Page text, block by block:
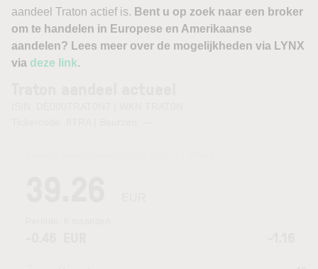
aandeel Traton actief is. Bent u op zoek naar een broker
om te handelen in Europese en Amerikaanse
aandelen? Lees meer over de mogelijkheden via LYNX
via deze link.